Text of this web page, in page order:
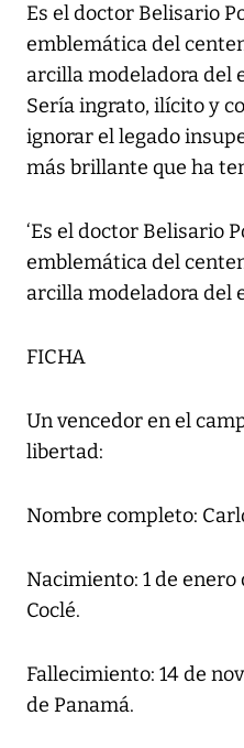
Es el doctor Belisario
emblemática del
arcilla modeladora del
Sería ingrato, ilícito y
ignorar el legado
más brillante que ha
‘Es el doctor Belisario
emblemática del
arcilla modeladora del
FICHA
Un vencedor en el
libertad:
Nombre completo:
Nacimiento: 1 de enero
Coclé.
Fallecimiento: 14 de
de Panamá.